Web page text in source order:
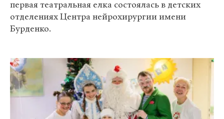
первая театральная елка состоялась в детских
отделениях Центра нейрохирургии имени
Бурденко.